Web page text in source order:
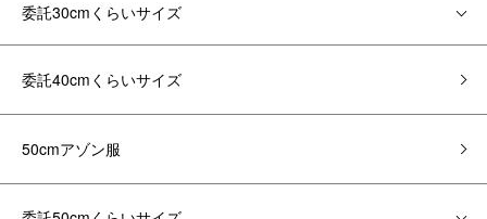
委託30cmくらいサイズ
委託40cmくらいサイズ
50cmアゾン服